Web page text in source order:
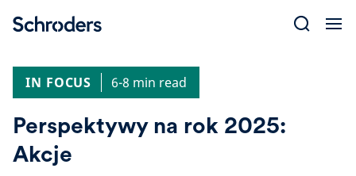
IN FOCUS
6-8 min read
Perspektywy na rok 2025:
Akcje